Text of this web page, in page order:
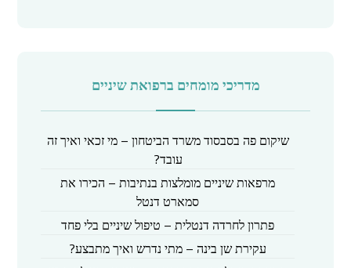
מדריכי מומחים ברפואת שיניים
שיקום פה בסבסוד משרד הביטחון – מי זכאי ואיך זה
עובד?
מרפאות שיניים מומלצות בנתיבות – הכירו את
סמארט דנטל
פתרון לחרדה דנטלית – טיפול שיניים בלי פחד
עקירת שן בינה – מתי נדרש ואיך מתבצע?